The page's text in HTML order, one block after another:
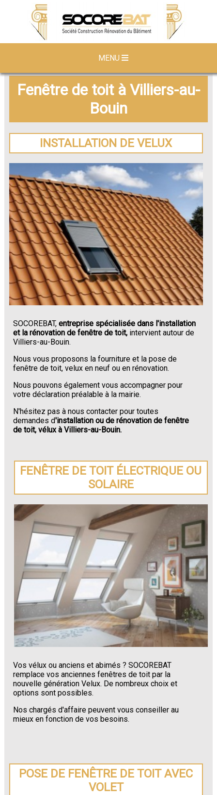
MENU
Fenêtre de toit à Villiers-au-
Bouin
INSTALLATION DE VELUX
SOCOREBAT,entreprise spécialisée dans l'installation
et la rénovation de fenêtre de toit, intervient autour de
Villiers-au-Bouin.
Nous vous proposons la fourniture et la pose de
fenêtre de toit, velux en neuf ou en rénovation.
Nous pouvons également vous accompagner pour
votre déclaration préalable à la mairie.
N'hésitez pas à nous contacter pour toutes
demandes d'installation ou de rénovation de fenêtre
de toit, vélux à Villiers-au-Bouin.
FENÊTRE DE TOIT ÉLECTRIQUE OU
SOLAIRE
Vos vélux ou anciens et abimés ? SOCOREBAT
remplace vos anciennes fenêtres de toit par la
nouvelle génération Velux. De nombreux choix et
options sont possibles.
Nos chargés d'affaire peuvent vous conseiller au
mieux en fonction de vos besoins.
POSE DE FENÊTRE DE TOIT AVEC
VOLET